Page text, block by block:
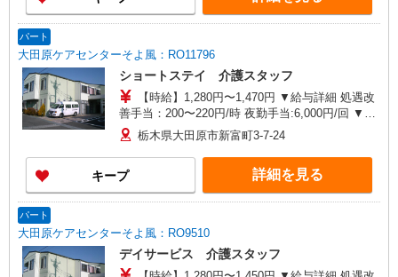
パート
大田原ケアセンターそよ風：RO11796
ショートステイ 介護スタッフ
【時給】1,280円〜1,470円 ▼給与詳細 処遇改
善手当：200〜220円/時 夜勤手当:6,000円/回 ▼下
記別途支給 通勤手当 年末年始手当：380円/時 寸
志あり：年2回（6月・12月） ※業績による ※処
遇改善手当は試用期間中(3ヶ月)は支給なし
栃木県大田原市新富町3-7-24
キープ 詳細を見る
パート
大田原ケアセンターそよ風：RO9510
デイサービス 介護スタッフ